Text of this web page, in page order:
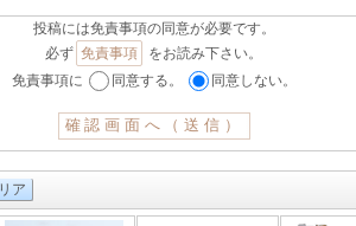
投稿には免責事項の同意が必要です。
必ず 免責事項
をお読み下さい。
免責事項に
同意する。 同意しない。
ア